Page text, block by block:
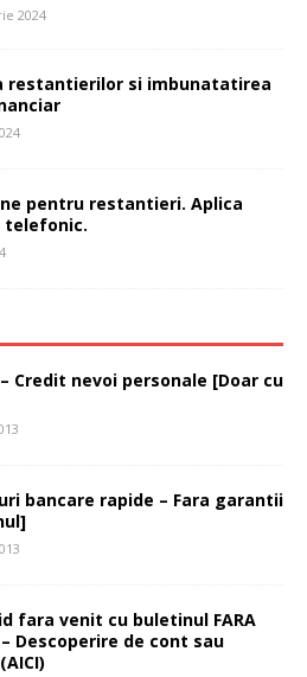
2024
restantierilor si imbunatatirea
pentru restantieri. Aplica
telefonic.
Credit nevoi personale [Doar cu
bancare rapide – Fara garantii
fara venit cu buletinul FARA
– Descoperire de cont sau